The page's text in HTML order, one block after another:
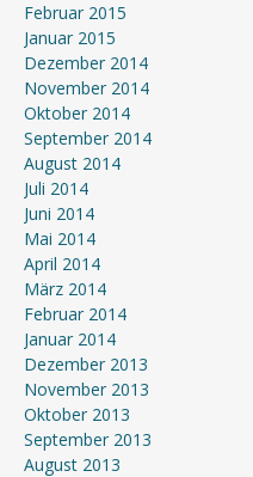
Februar 2015
Januar 2015
Dezember 2014
November 2014
Oktober 2014
September 2014
August 2014
Juli 2014
Juni 2014
Mai 2014
April 2014
März 2014
Februar 2014
Januar 2014
Dezember 2013
November 2013
Oktober 2013
September 2013
August 2013